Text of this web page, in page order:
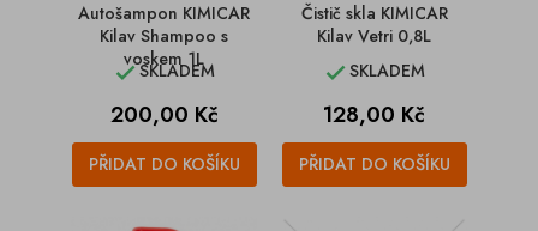
Autošampon KIMICAR
Kilav Shampoo s
voskem 1L
SKLADEM
Cena
200,00 Kč
PŘIDAT DO KOŠÍKU
Čistič skla KIMICAR
Kilav Vetri 0,8L
SKLADEM
Cena
128,00 Kč
PŘIDAT DO KOŠÍKU